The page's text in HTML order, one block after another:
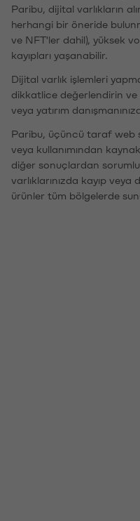
Paribu, dijital varlıkların
herhangi bir öneride
ve NFT'ler dahil), yüksek
kayıpları yaşanabilir.
Dijital varlık işlemleri
dikkatlice değerlendirin
veya yatırım
Paribu, üçüncü taraf web
veya kullanımından
diğer sonuçlardan sorumlu
varlıklarınızda kayıp
ürünler tüm bölgelerde